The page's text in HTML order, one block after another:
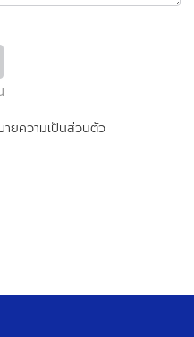
ายความเป็นส่วนตัว